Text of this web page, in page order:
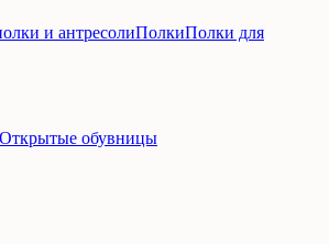
и антресолиПолкиПолки для
Открытые обувницы